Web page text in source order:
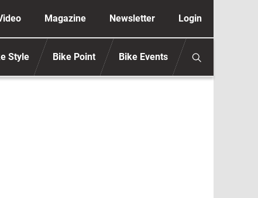
secondaria anonimo
Magazine Newsletter Login
Style Bike Point Bike Events